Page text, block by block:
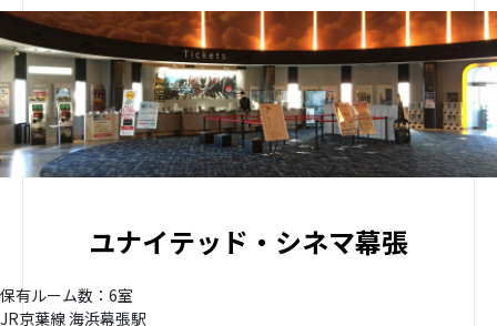
ユナイテッド・シネマ幕張
保有ルーム数：6室
JR京葉線 海浜幕張駅